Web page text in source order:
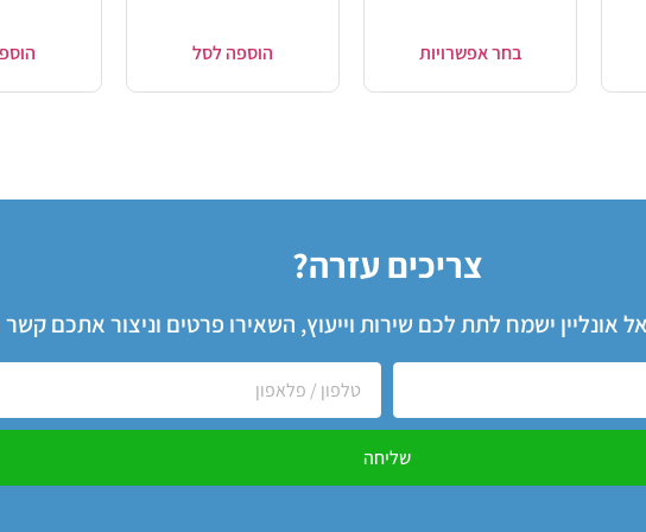
בחר אפשרויות הוספה לסל
צריכים עזרה?
אונליין ישמח לתת לכם שירות וייעוץ, השאירו פרטים וניצור אתכם
שליחה